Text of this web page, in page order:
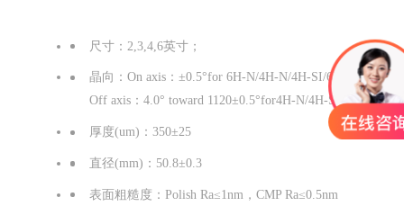
Ⅳ族晶片
尺寸：2,3,4,6英寸；
晶向：On axis： ±0.5°for 6H-N/4H-N/4H-SI/6H-SI
Off axis：4.0° toward 1120±0.5°for4H-N/4H-SI
厚度(um)：350±25
直径(mm)：50.8±0.3
表面粗糙度：Polish Ra≤1nm，CMP Ra≤0.5nm